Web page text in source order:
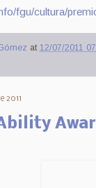
fgu/cultura/
at 12/07/2011
2011